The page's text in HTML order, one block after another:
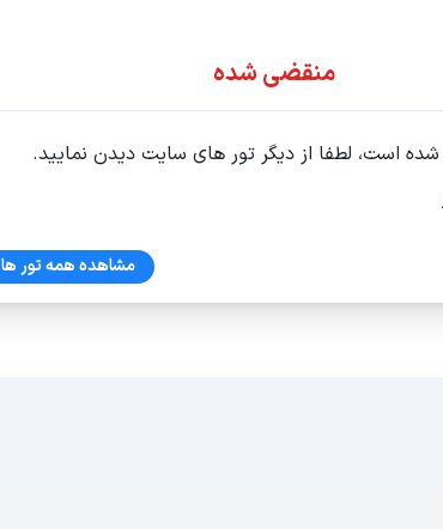
منقضی شده
است، لطفا از دیگر تور های سایت دیدن نمایید.
مشاهده همه تور ها